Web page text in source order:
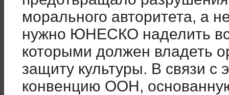
морального авторитета, а
нужно ЮНЕСКО наделить
которыми должен владеть
защиту культуры. В связи с
конвенцию ООН,